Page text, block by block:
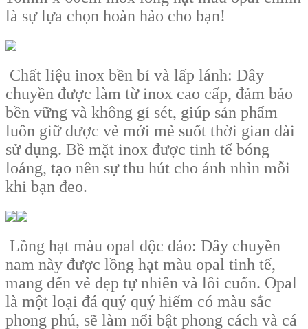
là sự lựa chọn hoàn hảo cho bạn!
Chất liệu inox bền bỉ và lấp lánh: Dây
chuyền được làm từ inox cao cấp, đảm bảo
bền vững và không gỉ sét, giúp sản phẩm
luôn giữ được vẻ mới mẻ suốt thời gian dài
sử dụng. Bề mặt inox được tinh tế bóng
loáng, tạo nên sự thu hút cho ánh nhìn mỗi
khi bạn đeo.
Lồng hạt màu opal độc đáo: Dây chuyền
nam này được lồng hạt màu opal tinh tế,
mang đến vẻ đẹp tự nhiên và lôi cuốn. Opal
là một loại đá quý quý hiếm có màu sắc
phong phú, sẽ làm nổi bật phong cách và cá